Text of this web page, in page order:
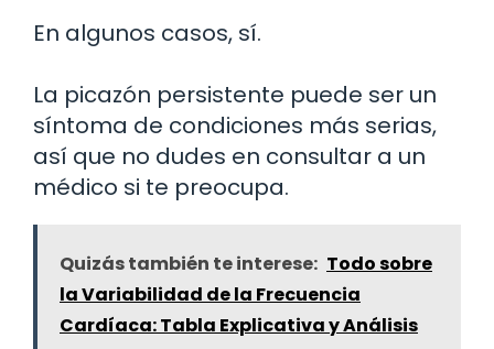
En algunos casos, sí.
La picazón persistente puede ser un
síntoma de condiciones más serias,
así que no dudes en consultar a un
médico si te preocupa.
Quizás también te interese: Todo sobre
la Variabilidad de la Frecuencia
Cardíaca: Tabla Explicativa y Análisis